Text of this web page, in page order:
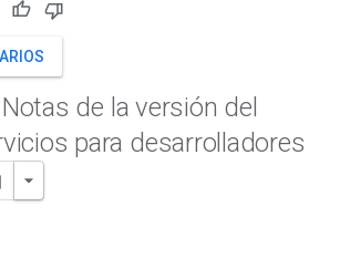
de la versión del
para desarrolladores